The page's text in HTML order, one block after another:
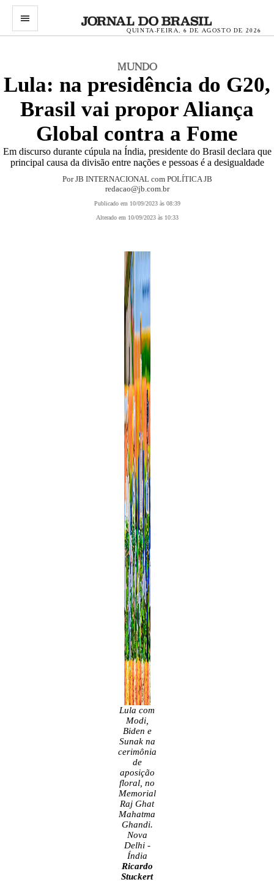
menu
QUINTA-FEIRA, 6 DE AGOSTO DE 2026
MUNDO
Lula: na presidência do G20,
Brasil vai propor Aliança
Global contra a Fome
Em discurso durante cúpula na Índia, presidente do Brasil declara que
principal causa da divisão entre nações e pessoas é a desigualdade
Por JB INTERNACIONAL com POLÍTICA JB
redacao@jb.com.br
Publicado em 10/09/2023 às 08:39
Alterado em 10/09/2023 às 10:33
Lula com
Modi,
Biden e
Sunak na
cerimônia
de
aposição
floral, no
Memorial
Raj Ghat
Mahatma
Ghandi.
Nova
Delhi -
Índia
Ricardo
Stuckert